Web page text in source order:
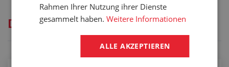
Dienstleistungen
Rahmen Ihrer Nutzung ihrer Dienste
gesammelt haben.Weitere Informationen
ALLE AKZEPTIEREN